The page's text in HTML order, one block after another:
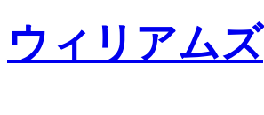
ウィリアムズ